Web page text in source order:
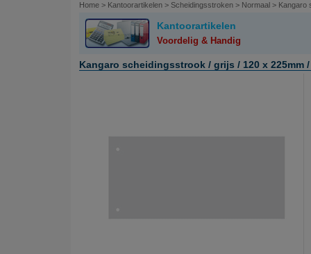
Home > Kantoorartikelen > Scheidingsstroken > Normaal > Kangaro
Kantoorartikelen
Voordelig & Handig
Kangaro scheidingsstrook / grijs / 120 x 225mm